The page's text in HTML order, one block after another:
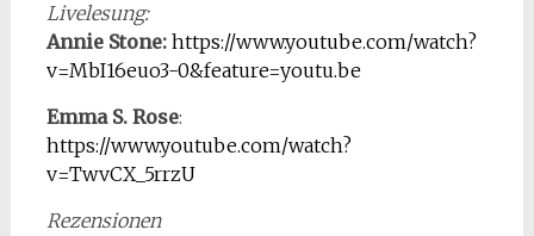
Livelesung:
Annie Stone:https://www.youtube.com/watch?
v=MbI16euo3-0&feature=youtu.be
Emma S. Rose:
https://www.youtube.com/watch?
v=TwvCX_5rrzU
Rezensionen